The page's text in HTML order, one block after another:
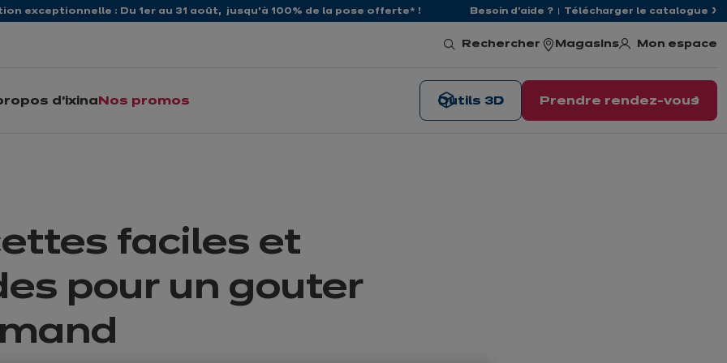
exceptionnelle : Du 1er au 31 août, jusqu’à 100% de la pose offerte* ! Besoin d'aide ? Télécharger le catalogue
Rechercher Magasins Mon espace
d'ixina Nos promos Prendre rendez-vous
Outils 3D
faciles et
pour un gouter